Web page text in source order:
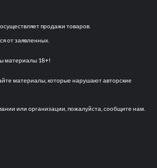
продажи товаров.
от заявленных.
материалы 18+!
материалы, которые нарушают авторские
или организации, пожалуйста, сообщите нам.